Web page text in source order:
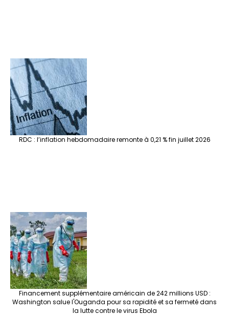
RDC : l’inflation hebdomadaire remonte à 0,21 % fin juillet 2026
Financement supplémentaire américain de 242 millions USD :
Washington salue l'Ouganda pour sa rapidité et sa fermeté dans
la lutte contre le virus Ebola